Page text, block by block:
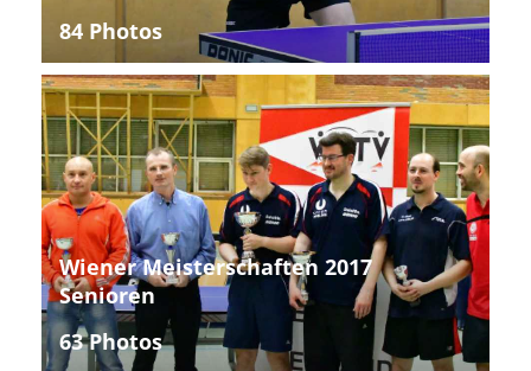
84 Photos
Wiener Meisterschaften 2017
Senioren
63 Photos